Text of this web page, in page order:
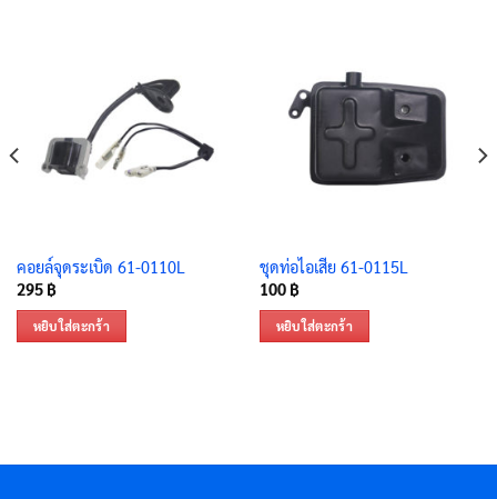
คอยล์จุดระเบิด 61-0110L
295 ฿
หยิบใส่ตะกร้า
ชุดท่อไอเสีย 61-0115L
100 ฿
หยิบใส่ตะกร้า